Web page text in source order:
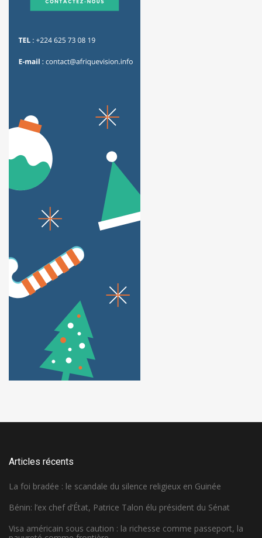
Articles récents
La foi bradée : le scandale du silence religieux en Guinée
Bénin: l’ex chef d’État, Patrice Talon élu président du Sénat
Visa américain sous caution : la richesse comme passeport, la